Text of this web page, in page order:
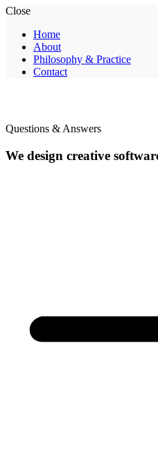
Close
Home
About
Philosophy & Practice
Contact
Questions & Answers
We design creative